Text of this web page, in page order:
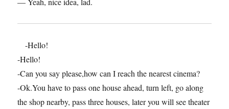
-Hello!
-Hello!
-Can you say please,how can I reach the nearest cinema?
-Ok.You have to pass one house ahead, turn left, go along
the shop nearby, pass three houses, later you will see theater